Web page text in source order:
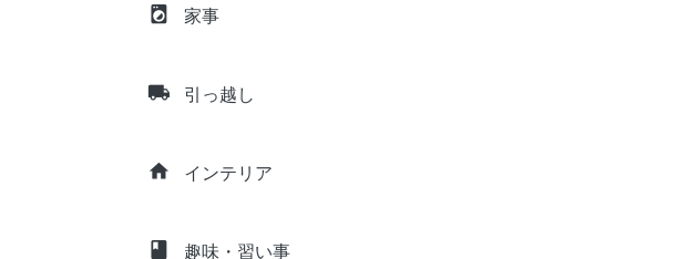
local_laundry_service 家事
local_shipping 引っ越し
home インテリア
class 趣味・習い事